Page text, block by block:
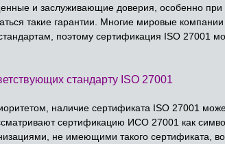
и заслуживающие доверия, особенно
такие гарантии. Многие мировые
поэтому сертификация ISO 27001
стандарту ISO 27001
наличие сертификата ISO 27001
сертификацию ИСО 27001 как
не имеющими такого сертификата,